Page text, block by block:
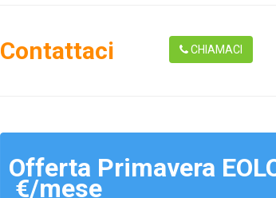
Contattaci CHIAMACI
Offerta Primavera
€/mese